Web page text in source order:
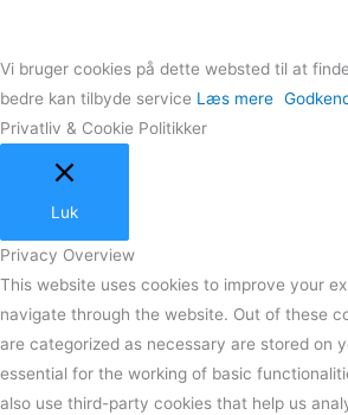
Vi bruger cookies på dette websted til at
bedre kan tilbyde service Læs mere
Privatliv & Cookie Politikker
Luk
Privacy Overview
This website uses cookies to improve your
navigate through the website. Out of these
are categorized as necessary are stored on
essential for the working of basic
also use third-party cookies that help us